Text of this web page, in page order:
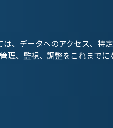
、データへのアクセス、特
、監視、調整をこれまでに